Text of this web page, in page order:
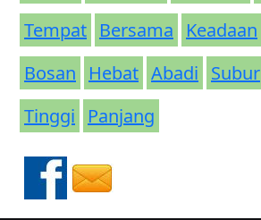
Tempat Bersama Keadaan
Bosan
Hebat Abadi Subur
Tinggi
Panjang